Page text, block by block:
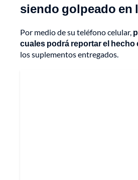
siendo golpeado en
Por medio de su teléfono celular,
cuales podrá reportar el hecho
los suplementos entregados.